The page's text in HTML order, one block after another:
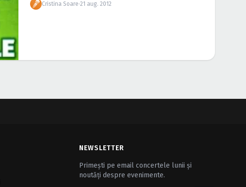
Cristina Soare·21 aug. 2012
NEWSLETTER
Primești pe email concertele lunii și
noutăți despre evenimente.